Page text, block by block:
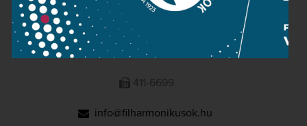
1095 Budapest, Komor Marcell u. 1. (Müpa)
411-6600
411-6699
info@filharmonikusok.hu